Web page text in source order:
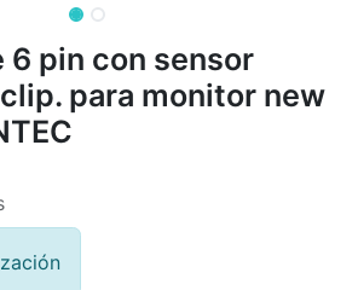
6 pin con sensor
para monitor new